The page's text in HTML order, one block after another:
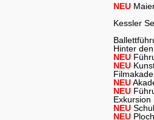
NEU
Kessler
Hinter
NEU
NEU
NEU
NEU
NEU
NEU